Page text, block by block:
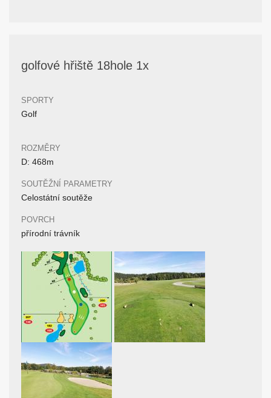
golfové hřiště 18hole 1x
SPORTY
Golf
ROZMĚRY
D: 468m
SOUTĚŽNÍ PARAMETRY
Celostátní soutěže
POVRCH
přírodní trávník